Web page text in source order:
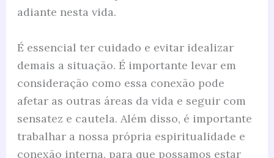
adiante nesta vida.
É essencial ter cuidado e evitar idealizar
demais a situação. É importante levar em
consideração como essa conexão pode
afetar as outras áreas da vida e seguir com
sensatez e cautela. Além disso, é importante
trabalhar a nossa própria espiritualidade e
conexão interna, para que possamos estar